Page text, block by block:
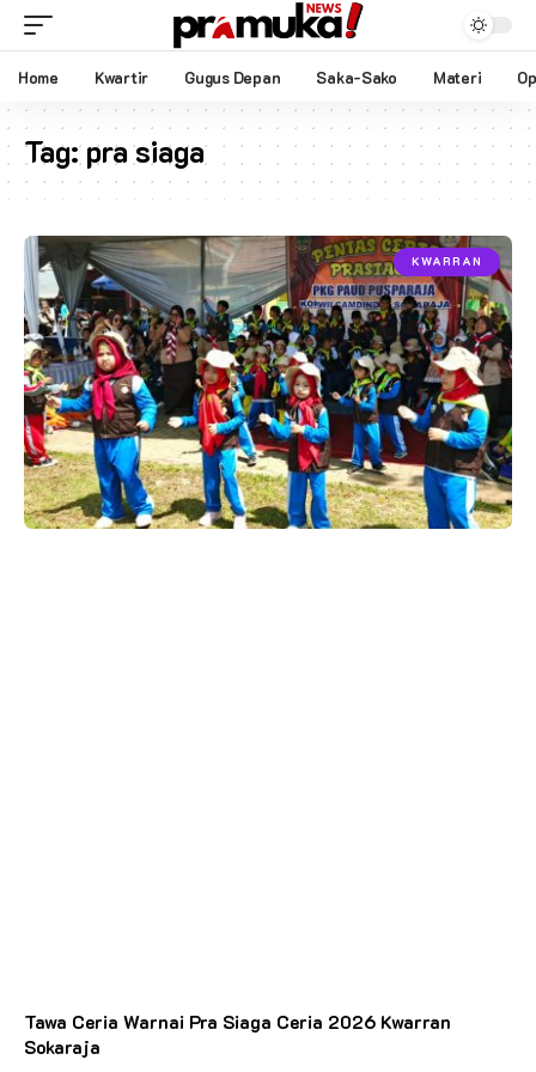
Home Kwartir Gugus Depan Saka-Sako Materi
Tag:pra siaga
KWARRAN
Tawa Ceria Warnai Pra Siaga Ceria 2026 Kwarran
Sokaraja